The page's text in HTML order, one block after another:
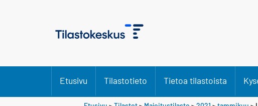
Etusivu Tilastotieto Tietoa tilastoista